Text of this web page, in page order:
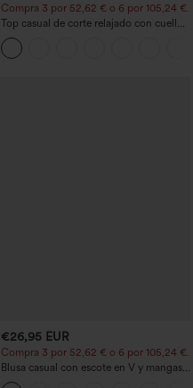
Compra 3 por 52,62 € o 6 por 105,24 €.
Top casual de corte relajado con cuello
redondo y mangas murciélago.
€26,95 EUR
Compra 3 por 52,62 € o 6 por 105,24 €.
Blusa casual con escote en V y mangas
cortas abullonadas